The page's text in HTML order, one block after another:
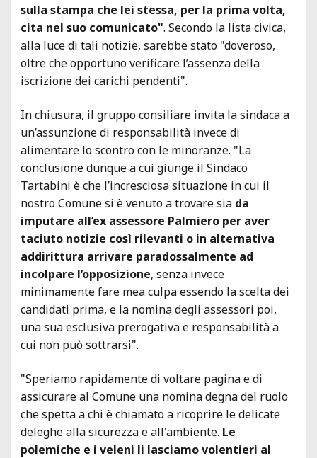
sulla stampa che lei stessa, per la prima volta,
cita nel suo comunicato". Secondo la lista civica,
alla luce di tali notizie, sarebbe stato "doveroso,
oltre che opportuno verificare l’assenza della
iscrizione dei carichi pendenti".
In chiusura, il gruppo consiliare invita la sindaca a
un’assunzione di responsabilità invece di
alimentare lo scontro con le minoranze. "La
conclusione dunque a cui giunge il Sindaco
Tartabini è che l’incresciosa situazione in cui il
nostro Comune si è venuto a trovare sia da
imputare all’ex assessore Palmiero per aver
taciuto notizie così rilevanti o in alternativa
addirittura arrivare paradossalmente ad
incolpare l’opposizione, senza invece
minimamente fare mea culpa essendo la scelta dei
candidati prima, e la nomina degli assessori poi,
una sua esclusiva prerogativa e responsabilità a
cui non può sottrarsi".
"Speriamo rapidamente di voltare pagina e di
assicurare al Comune una nomina degna del ruolo
che spetta a chi è chiamato a ricoprire le delicate
deleghe alla sicurezza e all'ambiente. Le
polemiche e i veleni li lasciamo volentieri al